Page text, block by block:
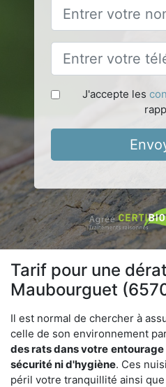
J'accepte les
Tarif pour une
Maubourguet
Il est normal de chercher à
celle de son environnement
des rats dans votre entourage
sécurité ni d'hygiène. Ces
péril votre tranquillité ainsi